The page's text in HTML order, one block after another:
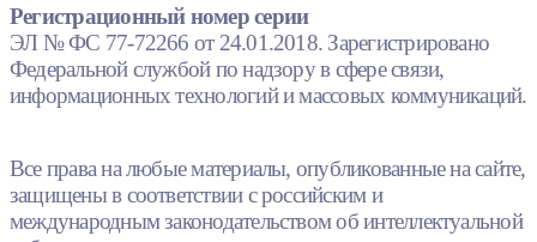
Регистрационный номер серии
ЭЛ № ФС 77-72266 от 24.01.2018. Зарегистрировано
Федеральной службой по надзору в сфере связи,
информационных технологий и массовых коммуникаций.
Все права на любые материалы, опубликованные на сайте,
защищены в соответствии с российским и
международным законодательством об интеллектуальной